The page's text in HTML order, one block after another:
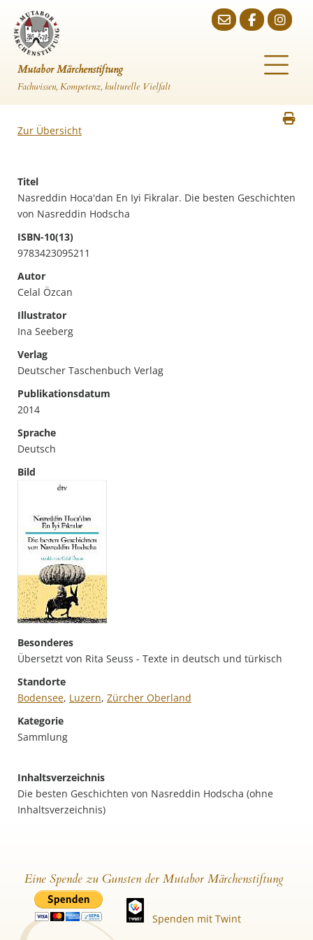
Mutabor Märchenstiftung
Fachwissen, Kompetenz, kulturelle Vielfalt
Zur Übersicht
Titel
Nasreddin Hoca'dan En Iyi Fikralar. Die besten Geschichten
von Nasreddin Hodscha
ISBN-10(13)
9783423095211
Autor
Celal Özcan
Illustrator
Ina Seeberg
Verlag
Deutscher Taschenbuch Verlag
Publikationsdatum
2014
Sprache
Deutsch
Bild
Besonderes
Übersetzt von Rita Seuss - Texte in deutsch und türkisch
Standorte
Bodensee, Luzern, Zürcher Oberland
Kategorie
Sammlung
Inhaltsverzeichnis
Die besten Geschichten von Nasreddin Hodscha (ohne
Inhaltsverzeichnis)
Eine Spende zu Gunsten der Mutabor Märchenstiftung
Spenden mit Twint